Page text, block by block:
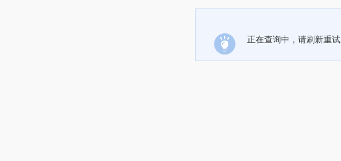
正在查询中，请刷新重试